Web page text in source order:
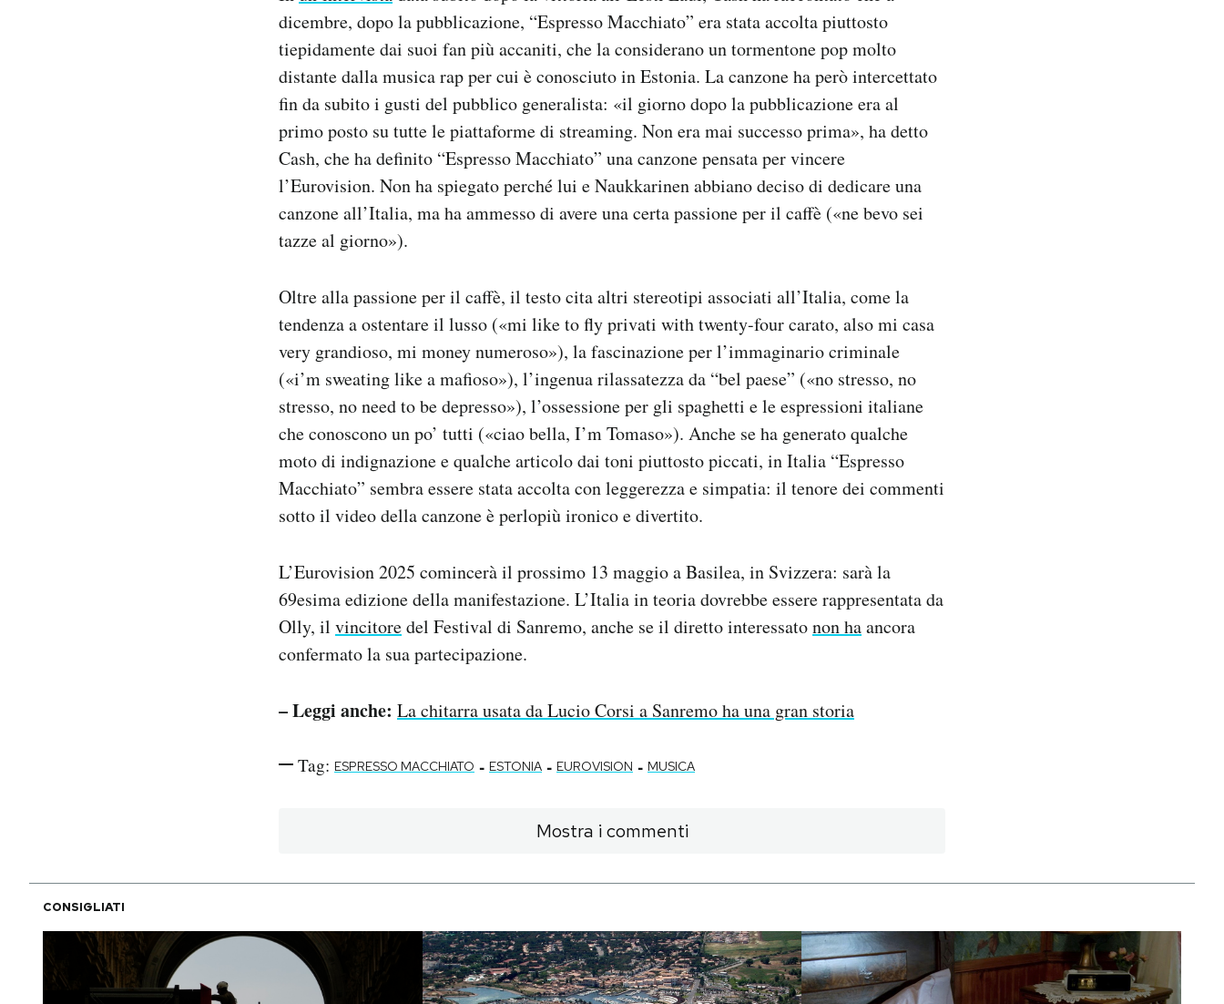
dicembre, dopo la pubblicazione, “Espresso Macchiato” era stata accolta piuttosto
tiepidamente dai suoi fan più accaniti, che la considerano un tormentone pop molto
distante dalla musica rap per cui è conosciuto in Estonia. La canzone ha però intercettato
fin da subito i gusti del pubblico generalista: «il giorno dopo la pubblicazione era al
primo posto su tutte le piattaforme di streaming. Non era mai successo prima», ha detto
Cash, che ha definito “Espresso Macchiato” una canzone pensata per vincere
l’Eurovision. Non ha spiegato perché lui e Naukkarinen abbiano deciso di dedicare una
canzone all’Italia, ma ha ammesso di avere una certa passione per il caffè («ne bevo sei
tazze al giorno»).
Oltre alla passione per il caffè, il testo cita altri stereotipi associati all’Italia, come la
tendenza a ostentare il lusso («mi like to fly privati with twenty-four carato, also mi casa
very grandioso, mi money numeroso»), la fascinazione per l’immaginario criminale
(«i’m sweating like a mafioso»), l’ingenua rilassatezza da “bel paese” («no stresso, no
stresso, no need to be depresso»), l’ossessione per gli spaghetti e le espressioni italiane
che conoscono un po’ tutti («ciao bella, I’m Tomaso»). Anche se ha generato qualche
moto di indignazione e qualche articolo dai toni piuttosto piccati, in Italia “Espresso
Macchiato” sembra essere stata accolta con leggerezza e simpatia: il tenore dei commenti
sotto il video della canzone è perlopiù ironico e divertito.
L’Eurovision 2025 comincerà il prossimo 13 maggio a Basilea, in Svizzera: sarà la
69esima edizione della manifestazione. L’Italia in teoria dovrebbe essere rappresentata da
Olly, il vincitoredel Festival di Sanremo, anche se il diretto interessatonon haancora
confermato la sua partecipazione.
– Leggi anche: La chitarra usata da Lucio Corsi a Sanremo ha una gran storia
Tag: ESPRESSO MACCHIATO - ESTONIA - EUROVISION - MUSICA
Mostra i commenti
CONSIGLIATI